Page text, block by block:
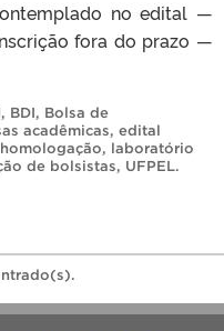
no edital —
fora do prazo —
, BDI, Bolsa de
acadêmicas, edital
homologação, laboratório
de bolsistas, UFPEL.